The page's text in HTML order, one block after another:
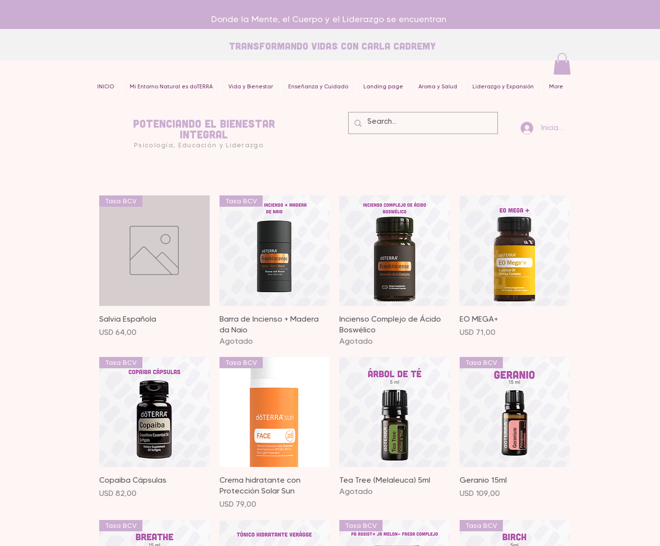
Donde la Mente, el Cuerpo y el Liderazgo se encuentran
Transformando Vidas con carla Cadremy
INICIO Mi Entorno Natural es doTERRA Vida y Bienestar Enseñanza y Cuidado Landing page Aroma y Salud Liderazgo y Expansión More
Potenciando el Bienestar
Integral
Psicología, Educación y Liderazgo
Iniciar sesión
Vista rápida
Tasa BCV
Salvia Española
Precio
USD 64,00
Vista rápida
Tasa BCV
Barra de Incienso + Madera
da Naio
Agotado
Vista rápida
Incienso Complejo de Ácido
Boswélico
Agotado
Vista rápida
EO MEGA+
Precio
USD 71,00
Vista rápida
Tasa BCV
Copaiba Cápsulas
Precio
USD 82,00
Vista rápida
Tasa BCV
Crema hidratante con
Protección Solar Sun
Precio
USD 79,00
Vista rápida
Tea Tree (Melaleuca) 5ml
Agotado
Vista rápida
Tasa BCV
Geranio 15ml
Precio
USD 109,00
Tasa BCV Tasa BCV Tasa BCV